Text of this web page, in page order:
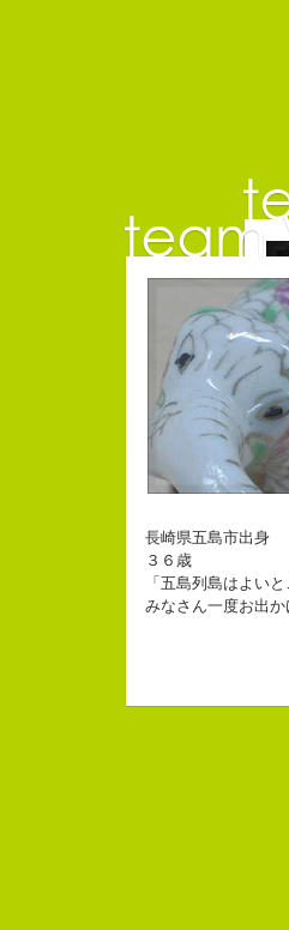
自
こ
皆
な
な
ピ
バ
長崎県五島市出身
３６歳
「五島列島はよいと
みなさん一度お出か